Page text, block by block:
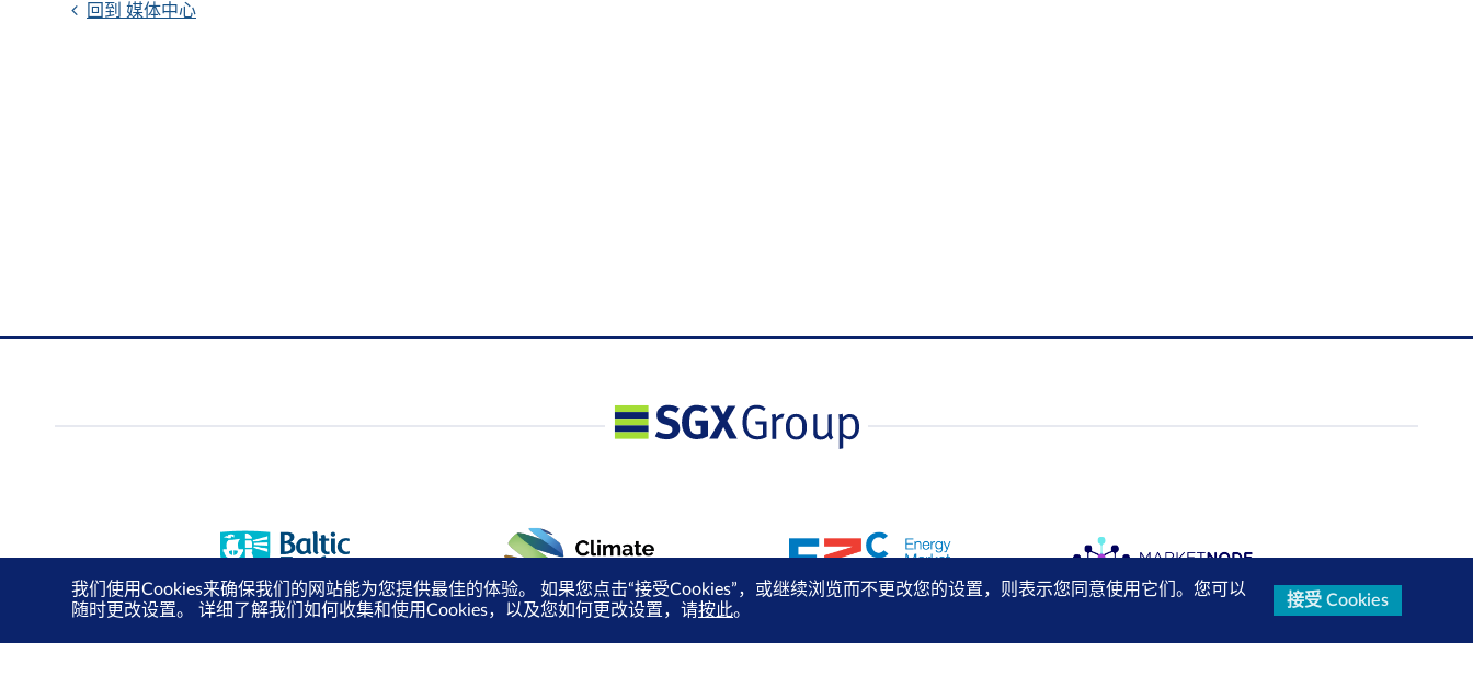
回到 媒体中心
我们使用Cookies来确保我们的网站能为您提供最佳的体验。 如果您点击“接受Cookies”，或继续浏览而不更改您的设置，则表示您同意使用它们。您可以
随时更改设置。 详细了解我们如何收集和使用Cookies，以及您如何更改设置，请按此。
接受 Cookies